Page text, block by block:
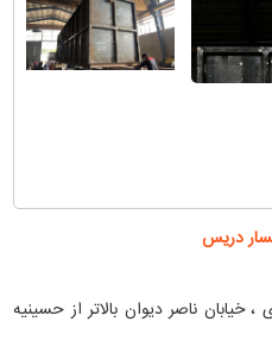
دریس
خیابان ناصر دیوان بالاتر از حسینیه